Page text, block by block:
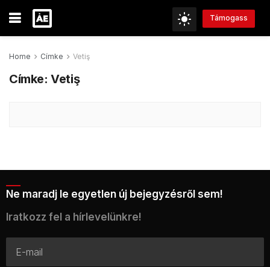
Támogass
Home Címke Vetiş
Címke:Vetiş
Ne maradj le egyetlen új bejegyzésről sem!
Iratkozz fel a hírlevelünkre!